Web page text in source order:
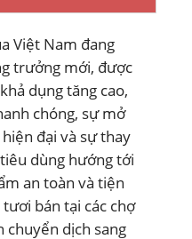
Việt Nam đang
trưởng mới, được
dụng tăng cao,
chóng, sự mở
đại và sự thay
dùng hướng tới
an toàn và tiện
bán tại các chợ
chuyển dịch sang